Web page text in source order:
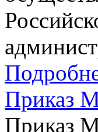
Приказ
Приказ